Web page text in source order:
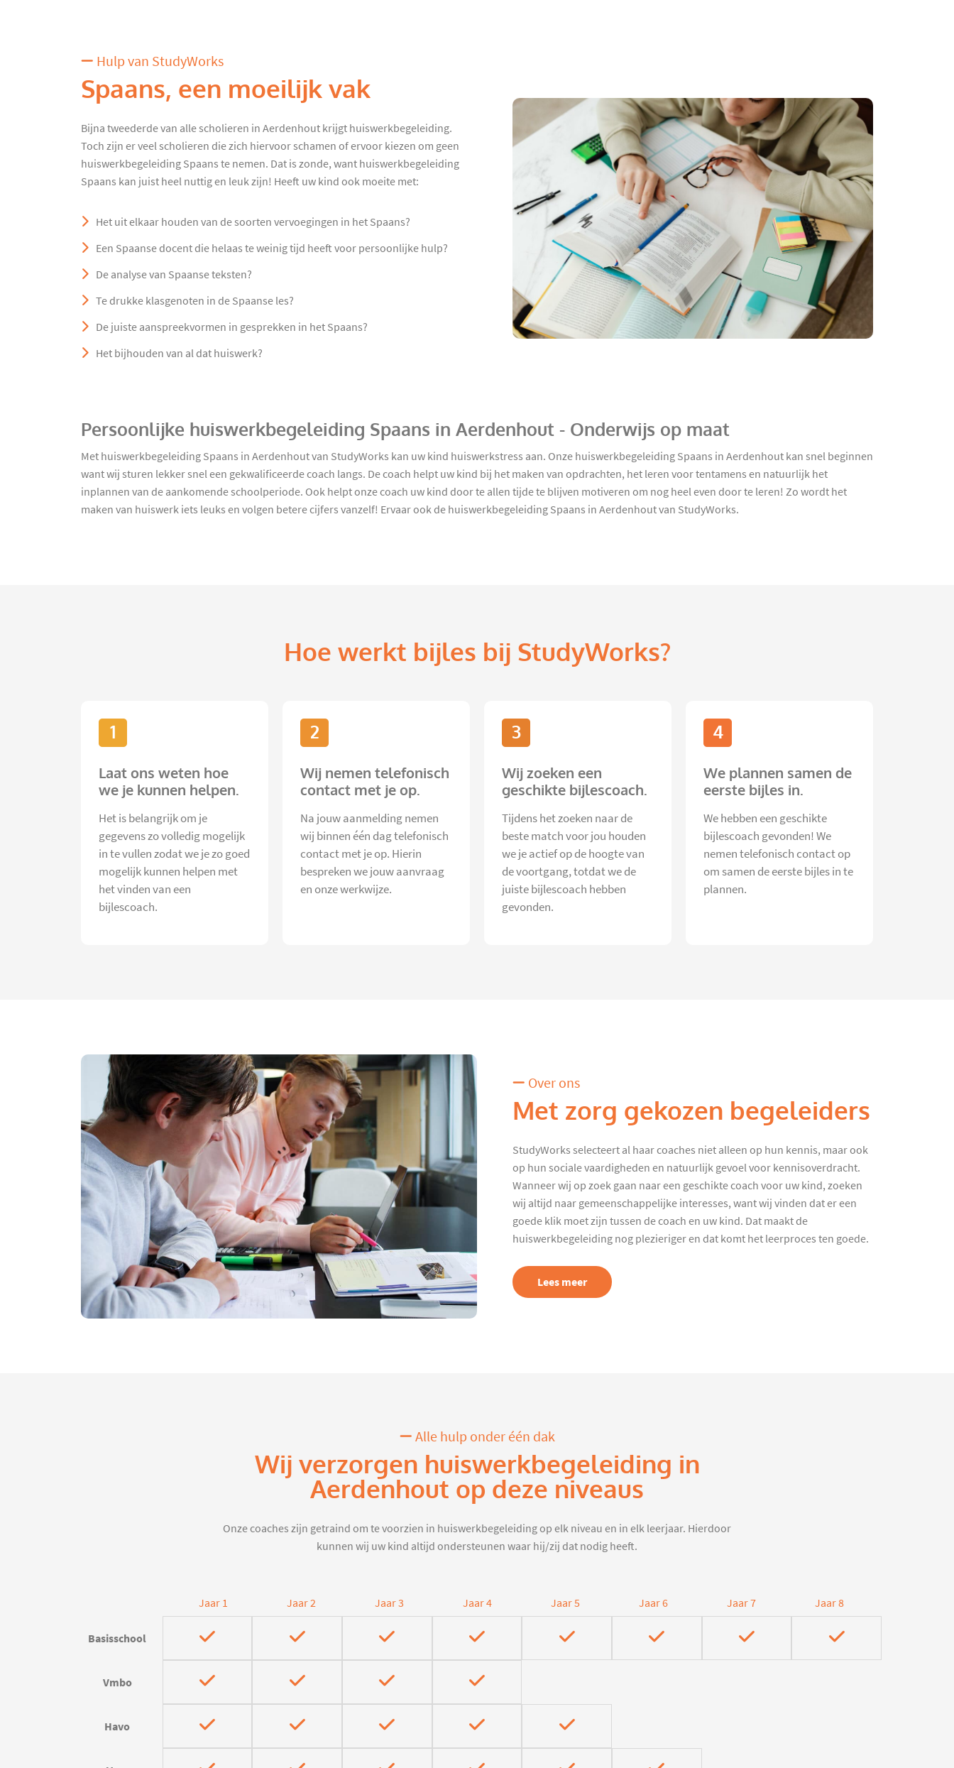
Hulp van StudyWorks
Spaans, een moeilijk vak
Bijna tweederde van alle scholieren in Aerdenhout krijgt huiswerkbegeleiding.
Toch zijn er veel scholieren die zich hiervoor schamen of ervoor kiezen om geen
huiswerkbegeleiding Spaans te nemen. Dat is zonde, want huiswerkbegeleiding
Spaans kan juist heel nuttig en leuk zijn! Heeft uw kind ook moeite met:
Het uit elkaar houden van de soorten vervoegingen in het Spaans?
Een Spaanse docent die helaas te weinig tijd heeft voor persoonlijke hulp?
De analyse van Spaanse teksten?
Te drukke klasgenoten in de Spaanse les?
De juiste aanspreekvormen in gesprekken in het Spaans?
Het bijhouden van al dat huiswerk?
Persoonlijke huiswerkbegeleiding Spaans in Aerdenhout - Onderwijs op maat
Met huiswerkbegeleiding Spaans in Aerdenhout van StudyWorks kan uw kind huiswerkstress aan. Onze huiswerkbegeleiding Spaans in Aerdenhout kan snel beginnen
want wij sturen lekker snel een gekwalificeerde coach langs. De coach helpt uw kind bij het maken van opdrachten, het leren voor tentamens en natuurlijk het
inplannen van de aankomende schoolperiode. Ook helpt onze coach uw kind door te allen tijde te blijven motiveren om nog heel even door te leren! Zo wordt het
maken van huiswerk iets leuks en volgen betere cijfers vanzelf! Ervaar ook de huiswerkbegeleiding Spaans in Aerdenhout van StudyWorks.
Hoe werkt bijles bij StudyWorks?
1
Laat ons weten hoe
we je kunnen helpen.
Het is belangrijk om je
gegevens zo volledig mogelijk
in te vullen zodat we je zo goed
mogelijk kunnen helpen met
het vinden van een
bijlescoach.
2
Wij nemen telefonisch
contact met je op.
Na jouw aanmelding nemen
wij binnen één dag telefonisch
contact met je op. Hierin
bespreken we jouw aanvraag
en onze werkwijze.
3
Wij zoeken een
geschikte bijlescoach.
Tijdens het zoeken naar de
beste match voor jou houden
we je actief op de hoogte van
de voortgang, totdat we de
juiste bijlescoach hebben
gevonden.
4
We plannen samen de
eerste bijles in.
We hebben een geschikte
bijlescoach gevonden! We
nemen telefonisch contact op
om samen de eerste bijles in te
plannen.
Over ons
Met zorg gekozen begeleiders
StudyWorks selecteert al haar coaches niet alleen op hun kennis, maar ook
op hun sociale vaardigheden en natuurlijk gevoel voor kennisoverdracht.
Wanneer wij op zoek gaan naar een geschikte coach voor uw kind, zoeken
wij altijd naar gemeenschappelijke interesses, want wij vinden dat er een
goede klik moet zijn tussen de coach en uw kind. Dat maakt de
huiswerkbegeleiding nog plezieriger en dat komt het leerproces ten goede.
Lees meer
Alle hulp onder één dak
Wij verzorgen huiswerkbegeleiding in
Aerdenhout op deze niveaus
Onze coaches zijn getraind om te voorzien in huiswerkbegeleiding op elk niveau en in elk leerjaar. Hierdoor
kunnen wij uw kind altijd ondersteunen waar hij/zij dat nodig heeft.
Jaar 1 Jaar 2 Jaar 3 Jaar 4 Jaar 5 Jaar 6 Jaar 7 Jaar 8
Basisschool
Vmbo
Havo